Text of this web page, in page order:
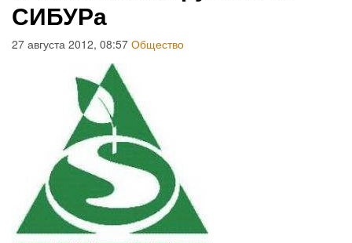
СИБУРа
27 августа 2012, 08:57 Общество